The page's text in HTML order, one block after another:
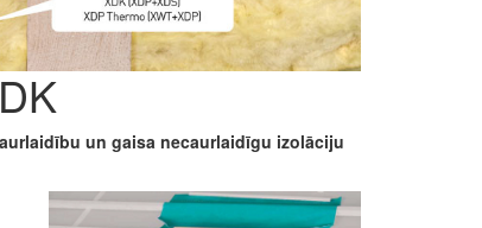
un gaisa necaurlaidīgu izolāciju